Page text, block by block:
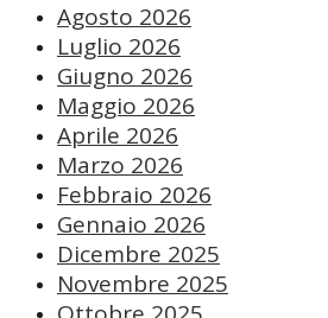
Agosto 2026
Luglio 2026
Giugno 2026
Maggio 2026
Aprile 2026
Marzo 2026
Febbraio 2026
Gennaio 2026
Dicembre 2025
Novembre 2025